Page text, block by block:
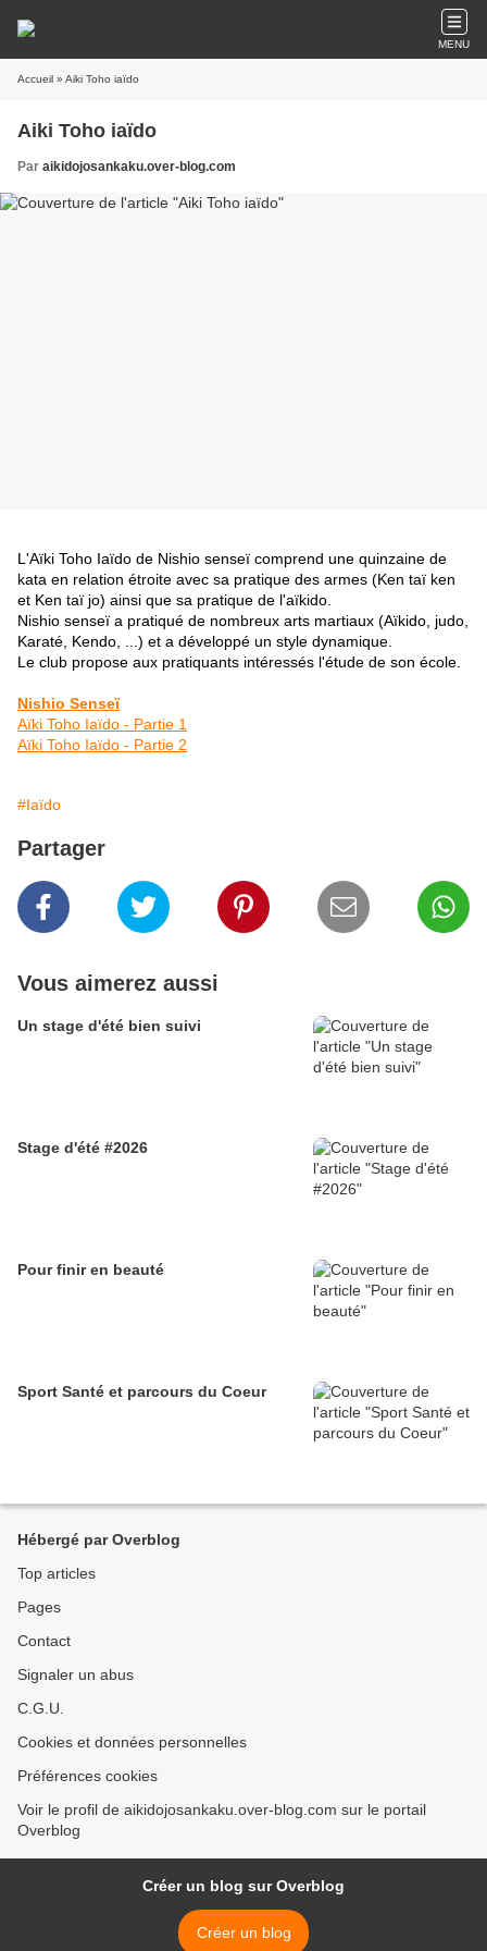
MENU
Accueil » Aiki Toho iaïdo
Aiki Toho iaïdo
Par aikidojosankaku.over-blog.com
L'Aïki Toho Iaïdo de Nishio senseï comprend une quinzaine de
kata en relation étroite avec sa pratique des armes (Ken taï ken
et Ken taï jo) ainsi que sa pratique de l'aïkido.
Nishio senseï a pratiqué de nombreux arts martiaux (Aïkido, judo,
Karaté, Kendo, ...) et a développé un style dynamique.
Le club propose aux pratiquants intéressés l'étude de son école.
Nishio Senseï
Aïki Toho Iaïdo - Partie 1
Aïki Toho Iaïdo - Partie 2
#Iaïdo
Partager
Vous aimerez aussi
Un stage d'été bien suivi
Stage d'été #2026
Pour finir en beauté
Sport Santé et parcours du Coeur
Hébergé par Overblog
Top articles
Pages
Contact
Signaler un abus
C.G.U.
Cookies et données personnelles
Préférences cookies
Voir le profil de aikidojosankaku.over-blog.com sur le portail
Overblog
Créer un blog sur Overblog
Créer un blog